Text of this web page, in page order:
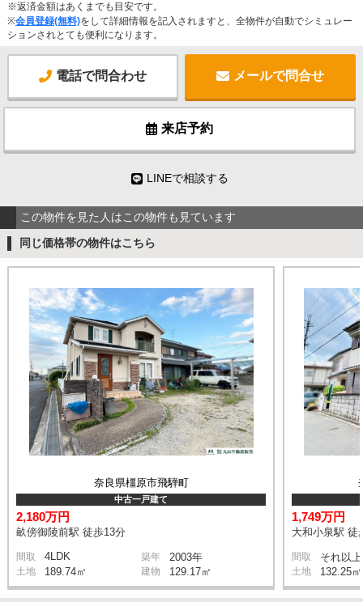
※返済金額はあくまでも目安です。
※会員登録(無料)をして詳細情報を記入されますと、全物件が自動でシミュレー
ションされとても便利になります。
電話で問合わせ メールで問合せ
来店予約
LINEで相談する
この物件を見た人はこの物件も見ています
同じ価格帯の物件はこちら
奈良県橿原市飛騨町
中古一戸建て
2,180万円
畝傍御陵前駅 徒歩13分
間取 4LDK 築年 2003年
土地 189.74㎡ 建物 129.17㎡
1,749万円
大和小泉駅 徒
間取 それ以上
土地 132.25㎡